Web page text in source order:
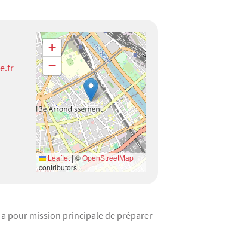
Géolocalisation
+
−
Leaflet |©OpenStreetMap
contributors
a pour mission principale de préparer